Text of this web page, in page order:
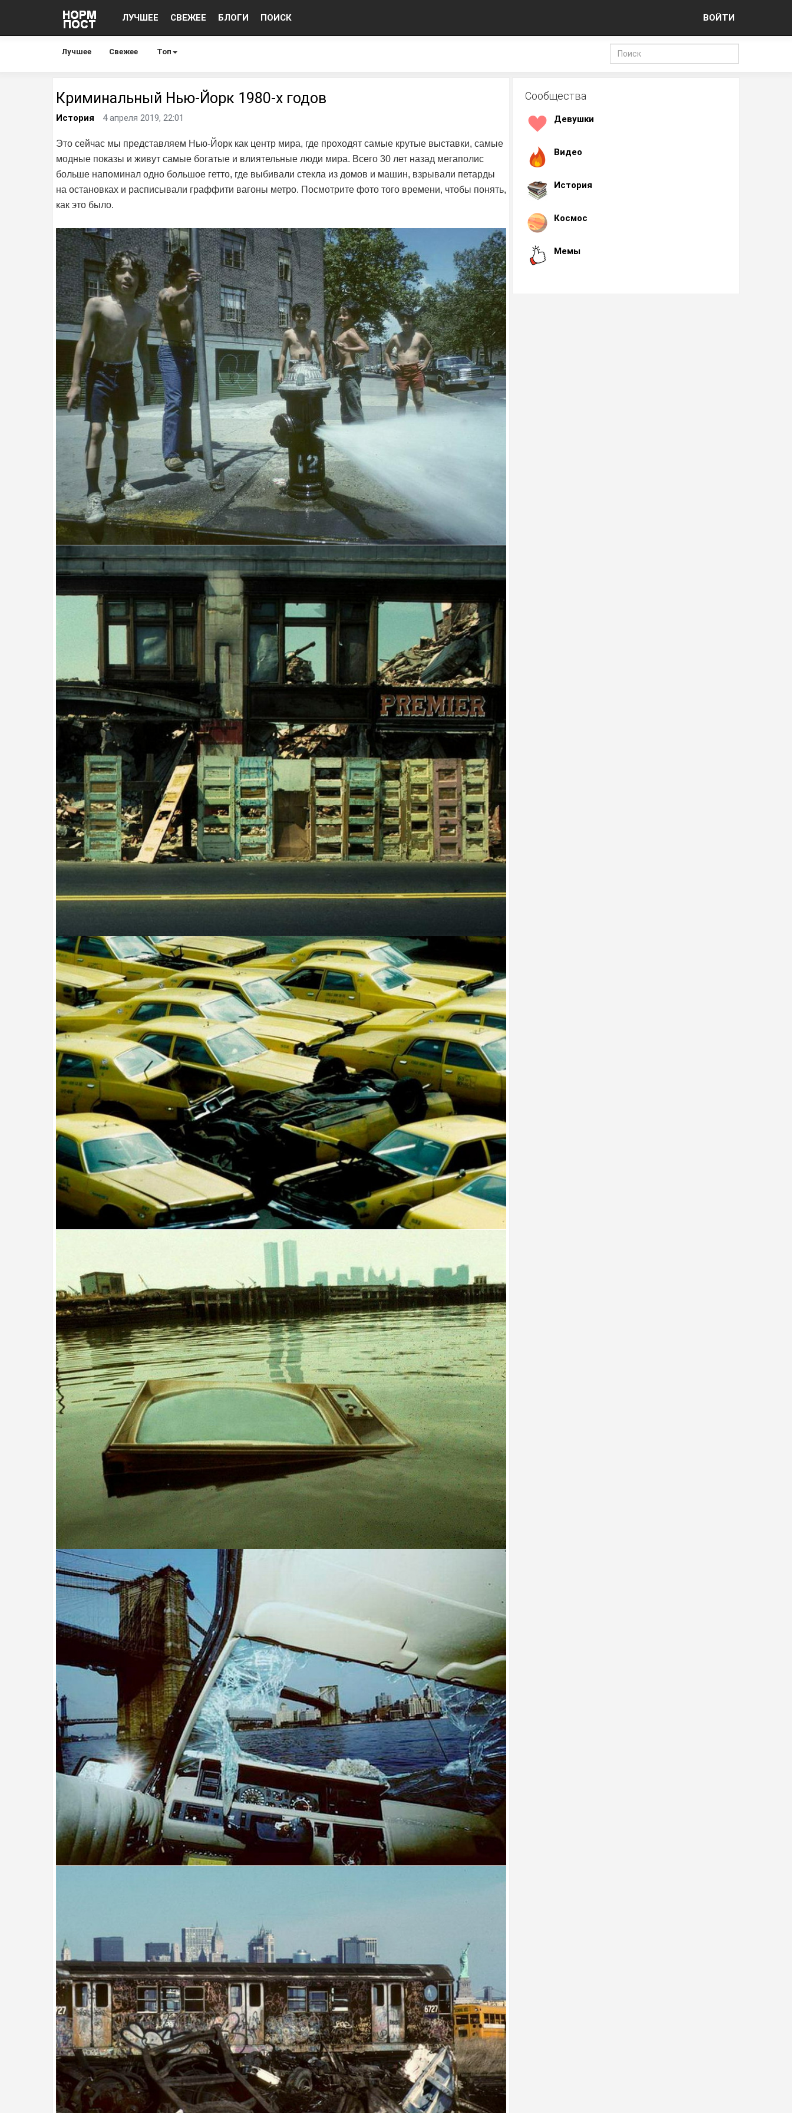
ЛУЧШЕЕ СВЕЖЕЕ БЛОГИ ПОИСК ВОЙТИ
Лучшее Свежее Топ
Криминальный Нью-Йорк 1980-х годов
История 4 апреля 2019, 22:01
Это сейчас мы представляем Нью-Йорк как центр мира, где проходят самые крутые выставки, самые
модные показы и живут самые богатые и влиятельные люди мира. Всего 30 лет назад мегаполис
больше напоминал одно большое гетто, где выбивали стекла из домов и машин, взрывали петарды
на остановках и расписывали граффити вагоны метро. Посмотрите фото того времени, чтобы понять,
как это было.
Сообщества
Девушки
Видео
История
Космос
Мемы